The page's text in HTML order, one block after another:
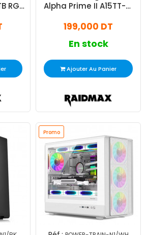
RGB
Alpha Prime II A15TT-W
199,000 DT
En stock
Ajouter Au Panier
Promo